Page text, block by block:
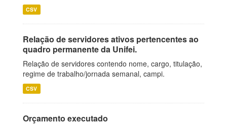
CSV
Relação de servidores ativos pertencentes ao
quadro permanente da Unifei.
Relação de servidores contendo nome, cargo, titulação,
regime de trabalho/jornada semanal, campi.
CSV
Orçamento executado